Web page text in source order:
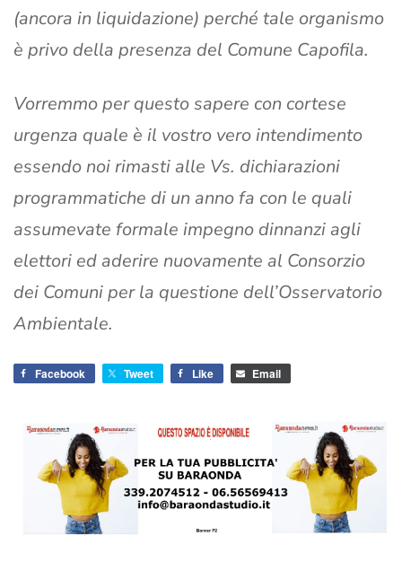
(ancora in liquidazione) perché tale organismo
è privo della presenza del Comune Capofila.
Vorremmo per questo sapere con cortese
urgenza quale è il vostro vero intendimento
essendo noi rimasti alle Vs. dichiarazioni
programmatiche di un anno fa con le quali
assumevate formale impegno dinnanzi agli
elettori ed aderire nuovamente al Consorzio
dei Comuni per la questione dell’Osservatorio
Ambientale.
Facebook Tweet Like Email